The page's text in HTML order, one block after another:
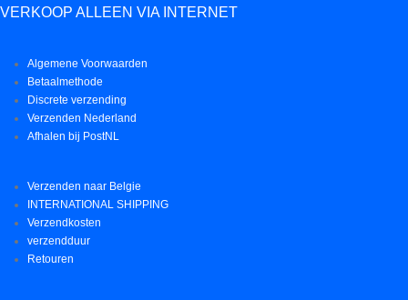
VERKOOP ALLEEN VIA INTERNET
Algemene Voorwaarden
Betaalmethode
Discrete verzending
Verzenden Nederland
Afhalen bij PostNL
Verzenden naar Belgie
INTERNATIONAL SHIPPING
Verzendkosten
verzendduur
Retouren